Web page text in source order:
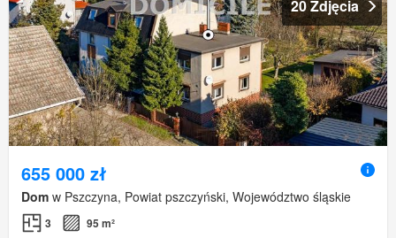
20 Zdjęcia
655 000 zł
Dom w Pszczyna, Powiat pszczyński, Województwo śląskie
3
95 m²